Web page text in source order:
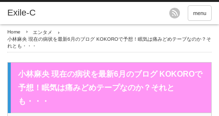
menu
Home
エンタメ
小林麻央 現在の病状を最新6月のブログ KOKOROで予想！眠気は痛みどめテープなのか？そ
れとも・・・
小林麻央 現在の病状を最新6月のブログ KOKOROで
予想！眠気は痛みどめテープなのか？それと
も・・・